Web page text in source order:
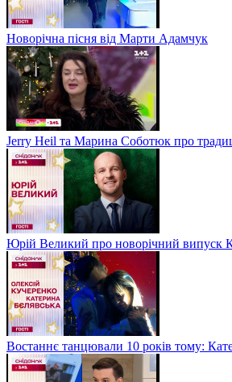
Новорічна пісня від Марти Адамчук
Jerry Heil та Марина Соботюк про
Юрій Великий про новорічний випуск
Востаннє танцювали 10 років тому: